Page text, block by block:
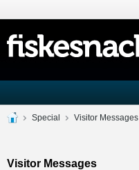
Special Visitor Messages
Visitor Messages